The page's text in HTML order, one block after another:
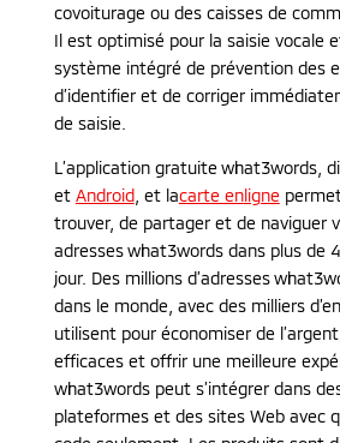
covoiturage ou des caisses de
Il est optimisé pour la saisie vocale
système intégré de prévention des
d’identifier et de corriger
de saisie.
L’application gratuite what3words,
et Android, et lacarte enligne
trouver, de partager et de naviguer
adresses what3words dans plus de
jour. Des millions d’adresses
dans le monde, avec des milliers
utilisent pour économiser de
efficaces et offrir une meilleure
what3words peut s’intégrer dans
plateformes et des sites Web avec